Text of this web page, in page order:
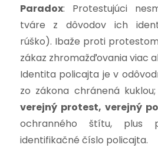
Paradox: Protestujúci
tváre z dôvodov ich
rúško). Ibaže proti
zákaz zhromažďovania viac
Identita policajta je v
zo zákona chránená
verejný protest, verejný
ochranného štítu, plus
identifikačné číslo policajta.